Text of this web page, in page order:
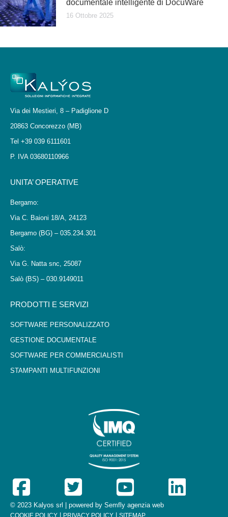
documentale intelligente di DocuWare
16 Ottobre 2025
Via dei Mestieri, 8 – Padiglione D
20863 Concorezzo (MB)
Tel +39 039 6111601
P. IVA 03680110966
UNITA’ OPERATIVE
Bergamo:
Via C. Baioni 18/A, 24123
Bergamo (BG) – 035.234.301
Salò:
Via G. Natta snc, 25087
Salò (BS) – 030.9149011
PRODOTTI E SERVIZI
SOFTWARE PERSONALIZZATO
GESTIONE DOCUMENTALE
SOFTWARE PER COMMERCIALISTI
STAMPANTI MULTIFUNZIONI
© 2023 Kalyos srl | powered by Semfly agenzia web
COOKIE POLICY PRIVACY POLICY SITEMAP